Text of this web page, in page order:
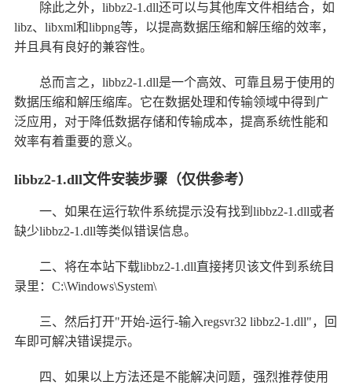
除此之外，libbz2-1.dll还可以与其他库文件相结合，如
libz、libxml和libpng等，以提高数据压缩和解压缩的效率，
并且具有良好的兼容性。
总而言之，libbz2-1.dll是一个高效、可靠且易于使用的
数据压缩和解压缩库。它在数据处理和传输领域中得到广
泛应用，对于降低数据存储和传输成本，提高系统性能和
效率有着重要的意义。
libbz2-1.dll文件安装步骤（仅供参考）
一、如果在运行软件系统提示没有找到libbz2-1.dll或者
缺少libbz2-1.dll等类似错误信息。
二、将在本站下载libbz2-1.dll直接拷贝该文件到系统目
录里：C:\Windows\System\
三、然后打开"开始-运行-输入regsvr32 libbz2-1.dll"，回
车即可解决错误提示。
四、如果以上方法还是不能解决问题，强烈推荐使用